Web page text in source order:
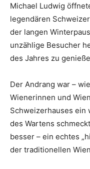
Michael Ludwig
legendären
der langen
unzählige Besucher
des Jahres zu
Der Andrang war –
Wienerinnen und
Schweizerhauses ein
des Wartens
besser – ein echtes
der traditionellen